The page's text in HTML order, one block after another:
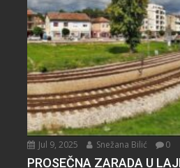
Jul 9, 2025 Snežana Bilić 0
PROSEČNA ZARADA U